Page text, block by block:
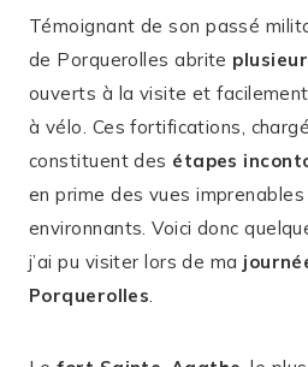
Témoignant de son passé
de Porquerolles abrite
ouverts à la visite et
à vélo. Ces fortifications,
constituent des étapes
en prime des vues
environnants. Voici donc
j’ai pu visiter lors de ma
Porquerolles.